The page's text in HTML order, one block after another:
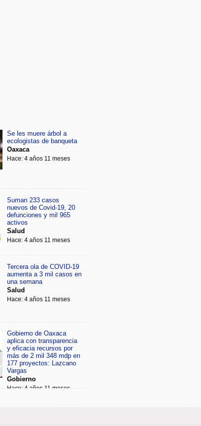
Se les muere árbol a
ecologistas de banqueta
Oaxaca
Hace: 4 años 11 meses
Suman 233 casos
nuevos de Covid-19, 20
defunciones y mil 965
activos
Salud
Hace: 4 años 11 meses
Tercera ola de COVID-19
aumenta a 3 mil casos en
una semana
Salud
Hace: 4 años 11 meses
Gobierno de Oaxaca
aplica con transparencia
y eficacia recursos por
más de 2 mil 348 mdp en
177 proyectos: Lazcano
Vargas
Gobierno
Hace: 4 años 11 meses